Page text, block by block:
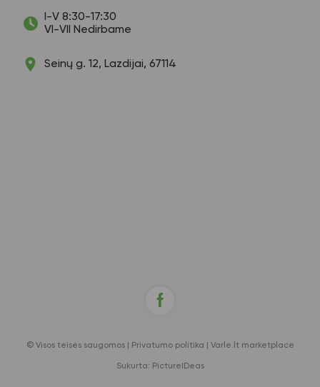
I-V 8:30-17:30
VI-VII Nedirbame
Seinų g. 12, Lazdijai, 67114
© Visos teisės saugomos | Privatumo politika Varle.lt marketplace
Sukurta: PictureIDeas